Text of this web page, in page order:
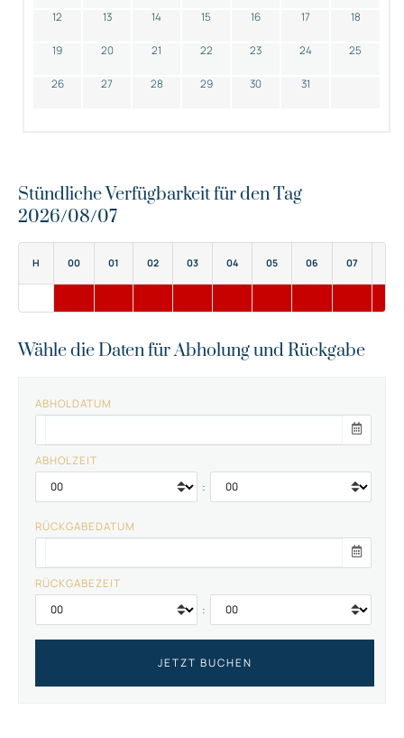
12 13 14 15 16 17 18
19 20 21 22 23 24 25
26 27 28 29 30 31
Stündliche Verfügbarkeit für den Tag
2026/08/07
H 00 01 02 03 04 05 06 07
Wähle die Daten für Abholung und Rückgabe
ABHOLDATUM
ABHOLZEIT
:
RÜCKGABEDATUM
RÜCKGABEZEIT
: